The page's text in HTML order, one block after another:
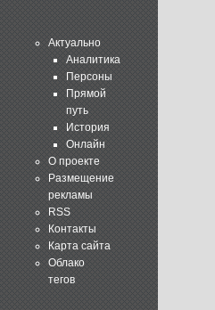
Актуально
Аналитика
Персоны
Прямой
путь
История
Онлайн
О проекте
Размещение
рекламы
RSS
Контакты
Карта сайта
Облако
тегов